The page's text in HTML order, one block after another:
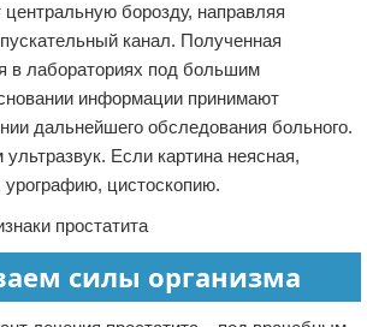
центральную борозду, направляя
канал. Полученная
в лабораториях под большим
информации принимают
дальнейшего обследования больного.
Если картина неясная,
цистоскопию.
силы организма